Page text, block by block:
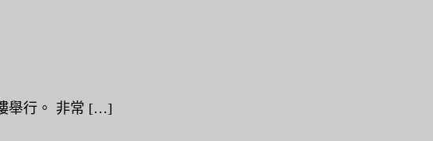
舉行。 非常 […]